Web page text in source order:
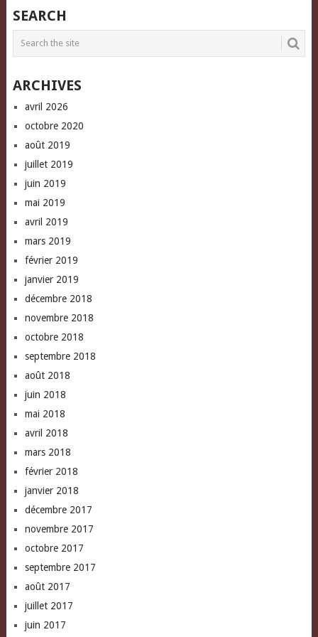
Facebook
(Opens
in
window)
Twitter
(Opens
in
window)
friend
SEARCH
ARCHIVES
avril 2026
octobre 2020
août 2019
juillet 2019
juin 2019
mai 2019
avril 2019
mars 2019
février 2019
janvier 2019
décembre 2018
novembre 2018
octobre 2018
septembre 2018
août 2018
juin 2018
mai 2018
avril 2018
mars 2018
février 2018
janvier 2018
décembre 2017
novembre 2017
octobre 2017
septembre 2017
août 2017
juillet 2017
juin 2017